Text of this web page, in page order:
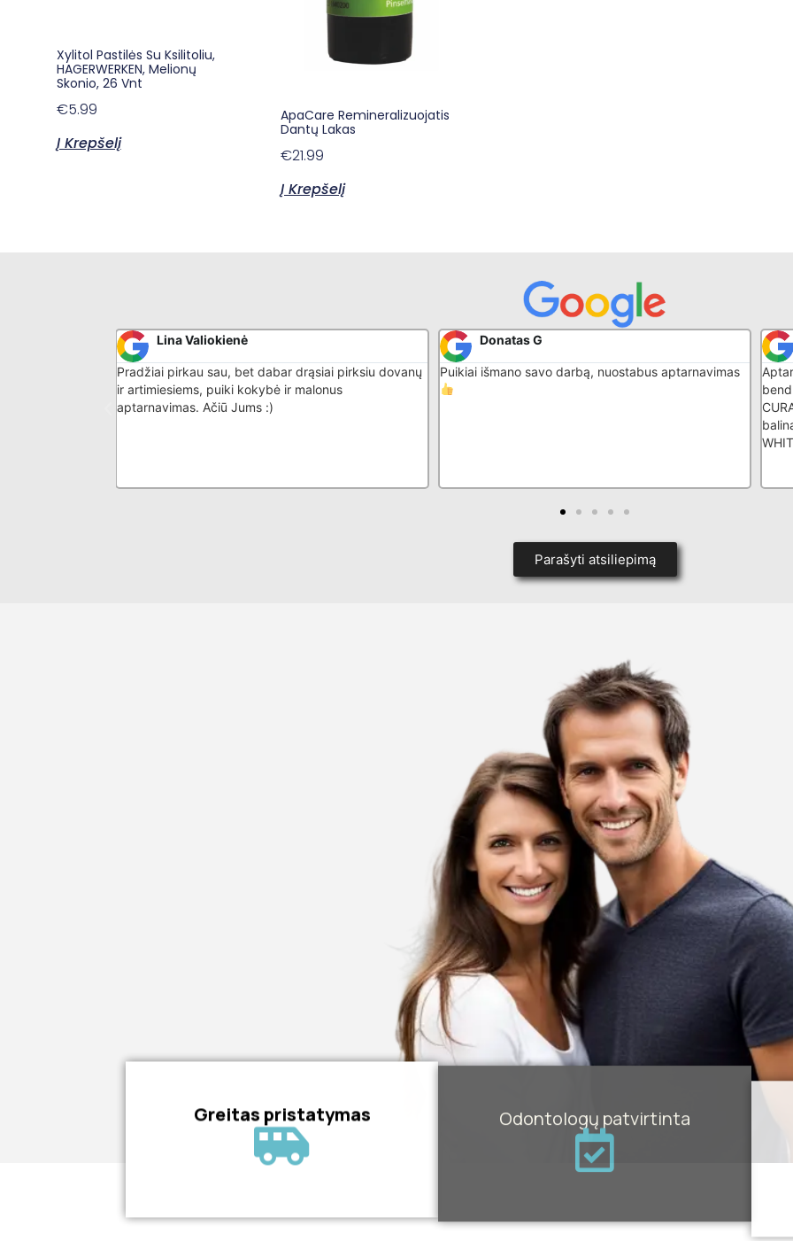
Xylitol Pastilės Su Ksilitoliu,
HAGERWERKEN, Melionų
Skonio, 26 Vnt
€5.99
Į Krepšelį
ApaCare Remineralizuojatis
Dantų Lakas
€21.99
Į Krepšelį
Donatas G
Puikiai išmano savo darbą, nuostabus aptarnavimas
Sarunas Girsa
Aptarnavimas greitas kokybiškas, malonus
bendravimas. Rekomenduoju superinis daiktas -
Parašyti atsiliepimą
Greitas pristatymas Odontologų patvirtinta